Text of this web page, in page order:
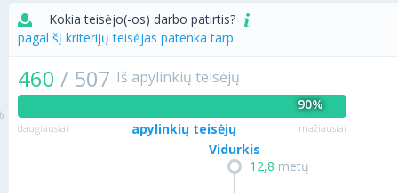
Kokia teisėjo(-os) darbo patirtis?
pagal šį kriterijų teisėjas patenka tarp
460 / 507 Iš apylinkių teisėjų
90%
daugiausiai apylinkių teisėjų mažiausiai
12,8 metų
Vidurkis